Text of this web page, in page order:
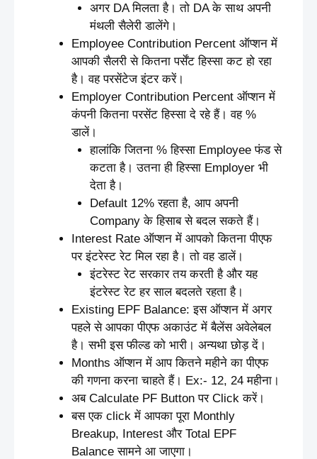
अगर DA मिलता है। तो DA के साथ अपनी
मंथली सैलेरी डालेंगे।
Employee Contribution Percent ऑप्शन में
आपकी सैलरी से कितना पर्सेंट हिस्सा कट हो रहा
है। वह परसेंटेज इंटर करें।
Employer Contribution Percent ऑप्शन में
कंपनी कितना परसेंट हिस्सा दे रहे हैं। वह %
डालें।
हालांकि जितना % हिस्सा Employee फंड से
कटता है। उतना ही हिस्सा Employer भी
देता है।
Default 12% रहता है, आप अपनी
Company के हिसाब से बदल सकते हैं।
Interest Rate ऑप्शन में आपको कितना पीएफ
पर इंटरेस्ट रेट मिल रहा है। तो वह डालें।
इंटरेस्ट रेट सरकार तय करती है और यह
इंटरेस्ट रेट हर साल बदलते रहता है।
Existing EPF Balance: इस ऑप्शन में अगर
पहले से आपका पीएफ अकाउंट में बैलेंस अवेलेबल
है। सभी इस फील्ड को भारी। अन्यथा छोड़ दें।
Months ऑप्शन में आप कितने महीने का पीएफ
की गणना करना चाहते हैं। Ex:- 12, 24 महीना।
अब Calculate PF Button पर Click करें।
बस एक click में आपका पूरा Monthly
Breakup, Interest और Total EPF
Balance सामने आ जाएगा।